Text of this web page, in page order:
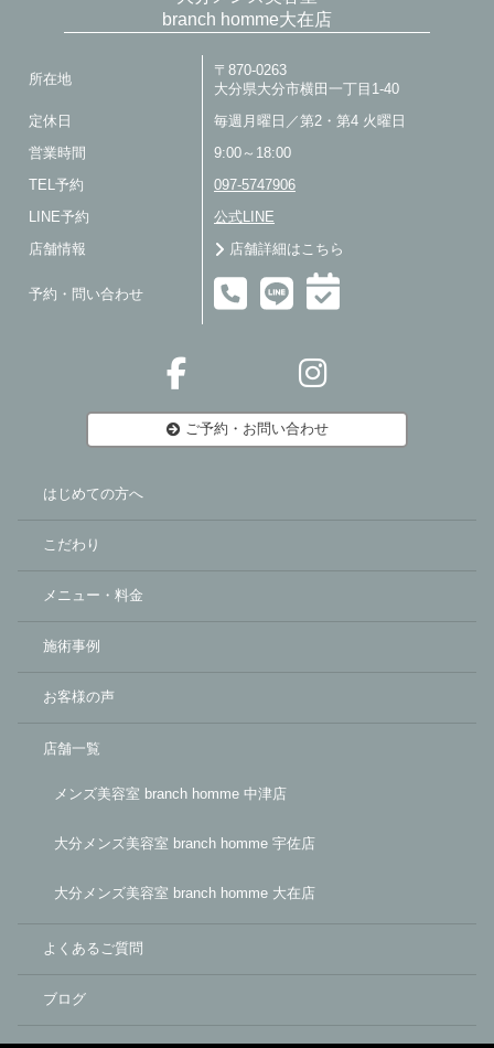
branch homme大在店
所在地
〒870-0263
大分県大分市横田一丁目1-40
定休日 毎週月曜日／第2・第4 火曜日
営業時間 9:00～18:00
TEL予約 097-5747906
LINE予約 公式LINE
店舗情報 店舗詳細はこちら
予約・問い合わせ
ご予約・お問い合わせ
はじめての方へ
こだわり
メニュー・料金
施術事例
お客様の声
店舗一覧
メンズ美容室 branch homme 中津店
大分メンズ美容室 branch homme 宇佐店
大分メンズ美容室 branch homme 大在店
よくあるご質問
ブログ